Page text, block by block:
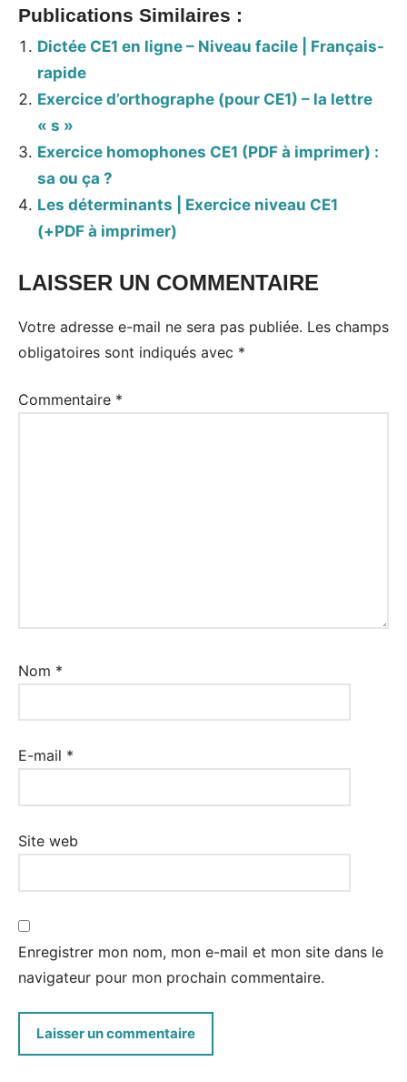
Publications Similaires :
Dictée CE1 en ligne – Niveau facile | Français-
rapide
Exercice d’orthographe (pour CE1) – la lettre
« s »
Exercice homophones CE1 (PDF à imprimer) :
sa ou ça ?
Les déterminants | Exercice niveau CE1
(+PDF à imprimer)
LAISSER UN COMMENTAIRE
Votre adresse e-mail ne sera pas publiée. Les champs
obligatoires sont indiqués avec *
Commentaire *
Nom *
E-mail *
Site web
Enregistrer mon nom, mon e-mail et mon site dans le
navigateur pour mon prochain commentaire.